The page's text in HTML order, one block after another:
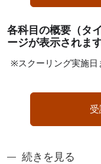
各科目の概要（タ
ージが表示されます
※スクーリング実施日
「奈良先端アン
続きを見る